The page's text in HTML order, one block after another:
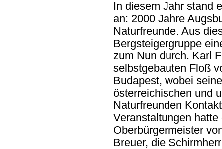
In diesem Jahr stand
an: 2000 Jahre
Naturfreunde. Aus
Bergsteigergruppe
zum Nun durch. Karl
selbstgebauten Floß
Budapest, wobei
österreichischen und
Naturfreunden
Veranstaltungen hatte
Oberbürgermeister
Breuer, die